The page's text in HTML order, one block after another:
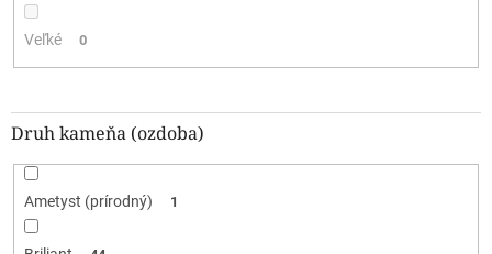
Veľké 0
Druh kameňa (ozdoba)
Ametyst (prírodný) 1